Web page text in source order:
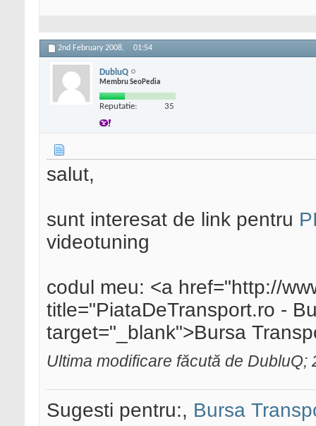
2nd February 2008, 01:54
DubluQ
Membru SeoPedia
Reputatie: 35
salut,
sunt interesat de link pentru
videotuning
codul meu: <a href="http://
title="PiataDeTransport.ro -
target="_blank">Bursa
Ultima modificare făcută de
Sugesti pentru:, Bursa